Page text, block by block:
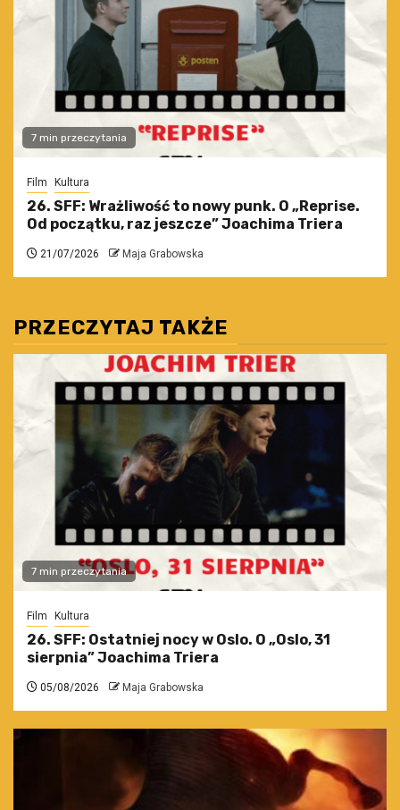
7 min przeczytania
Film Kultura
26. SFF: Wrażliwość to nowy punk. O „Reprise.
Od początku, raz jeszcze” Joachima Triera
21/07/2026 Maja Grabowska
PRZECZYTAJ TAKŻE
7 min przeczytania
Film Kultura
26. SFF: Ostatniej nocy w Oslo. O „Oslo, 31
sierpnia” Joachima Triera
05/08/2026 Maja Grabowska